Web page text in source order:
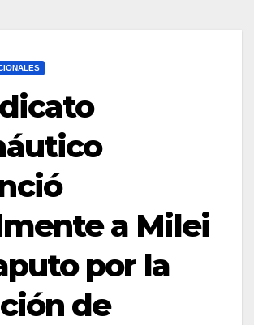
a Milei
por la
de